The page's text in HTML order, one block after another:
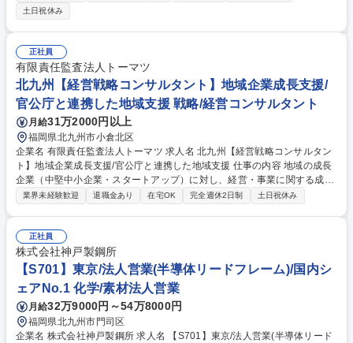
任せいたします。 【業務詳細】※スキル/経験に合わせて、できる業務か
らお任せいます。 ■業界の動向、ニーズ、競合状況に基づく市場分析 ■タ
ーゲットとなる企業や業界セグメントの選定 ■重点ターゲット企業に対す
る戦略的アプローチの策定 ■カスタマイズされたコミュニケーションと提
案資料の作成 ■営業本部の活動支援、他 募集職種 ★ポテンシャル重視採
用【マーケティング】未経験からビジネススキルUPチャンス
土日祝休み
正社員
有限責任監査法人トーマツ
北九州【経営戦略コンサルタント】地域企業成長支援/
官公庁と連携した地域支援 戦略/経営コンサルタント
月給31万2000円以上
福岡県北九州市小倉北区
企業名 有限責任監査法人トーマツ 求人名 北九州【経営戦略コンサルタン
ト】地域企業成長支援/官公庁と連携した地域支援 仕事の内容 地域の成長
企業（中堅中小企業・スタートアップ）に対し、経営・事業に関する成長
支援をお任せ。経営戦略/事業戦略/組織戦略/セールス/マーケティング/DX/
に応じて、個社への経営支援と官公庁を通じた地域への面的支援の両方に
携わっていただく可能性がございます。 【参考URL】https://www.deloitt
e.com/jp/ja/careers/deloitte-touche-tohmatsu.html ※仕事を知る＞アドバ
イザリー＞西日本アドバイザリーをご確認ください 募集職種 北九州【経
営戦略コンサルタント】地域企業成長支援/官公庁と連携した地域支援
業界未経験歓迎 退職金あり 在宅OK 完全週休2日制 土日祝休み
正社員
株式会社神戸製鋼所
【S701】東京/法人営業(半導体リードフレーム)/国内シ
ェアNo.1 化学/素材法人営業
月給32万9000円～54万8000円
福岡県北九州市門司区
企業名 株式会社神戸製鋼所 求人名 【S701】東京/法人営業(半導体リード